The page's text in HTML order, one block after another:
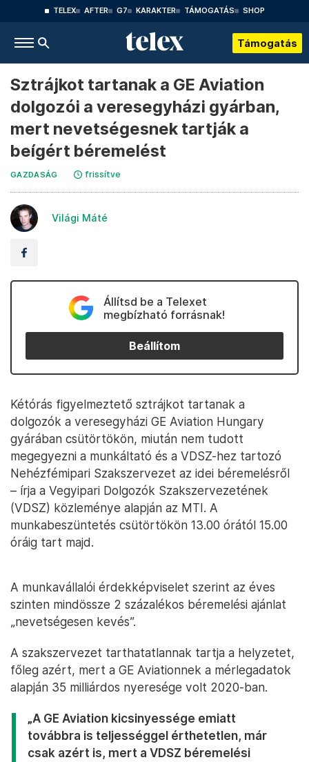
TELEX AFTER G7 KARAKTER TÁMOGATÁS SHOP
Támogatás
Sztrájkot tartanak a GE Aviation
dolgozói a veresegyházi gyárban,
mert nevetségesnek tartják a
beígért béremelést
GAZDASÁG frissítve
Világi Máté
Állítsd be a Telexet
megbízható forrásnak!
Beállítom
Kétórás figyelmeztető sztrájkot tartanak a
dolgozók a veresegyházi GE Aviation Hungary
gyárában csütörtökön, miután nem tudott
megegyezni a munkáltató és a VDSZ-hez tartozó
Nehézfémipari Szakszervezet az idei béremelésről
– írja a Vegyipari Dolgozók Szakszervezetének
(VDSZ) közleménye alapján az MTI. A
munkabeszüntetés csütörtökön 13.00 órától 15.00
óráig tart majd.
A munkavállalói érdekképviselet szerint az éves
szinten mindössze 2 százalékos béremelési ajánlat
„nevetségesen kevés”.
A szakszervezet tarthatatlannak tartja a helyzetet,
főleg azért, mert a GE Aviationnek a mérlegadatok
alapján 35 milliárdos nyeresége volt 2020-ban.
„A GE Aviation kicsinyessége emiatt
továbbra is teljességgel érthetetlen, már
csak azért is, mert a VDSZ béremelési